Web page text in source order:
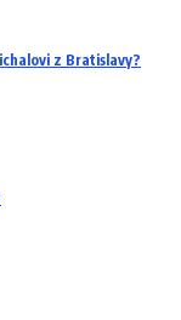
z Bratislavy?